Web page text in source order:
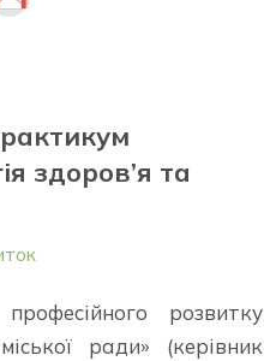
здоров’я та
розвитку
ради» (керівник